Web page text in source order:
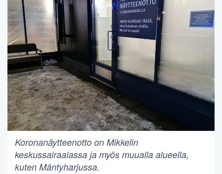
Koronanäytteenotto on Mikkelin
keskussairaalassa ja myös muualla alueella,
kuten Mäntyharjussa.